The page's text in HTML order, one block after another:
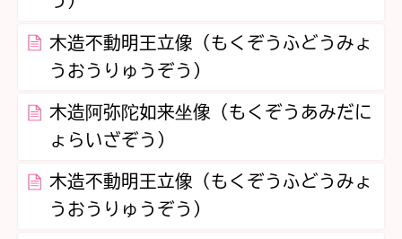
木造不動明王立像（もくぞうふどうみょ
うおうりゅうぞう）
木造阿弥陀如来坐像（もくぞうあみだに
ょらいざぞう）
木造不動明王立像（もくぞうふどうみょ
うおうりゅうぞう）